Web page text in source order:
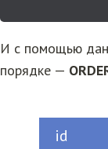
И с помощью
порядке —
id